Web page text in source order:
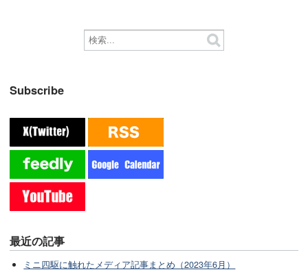
Subscribe
最近の記事
ミニ四駆に触れたメディア記事まとめ（2023年6月）